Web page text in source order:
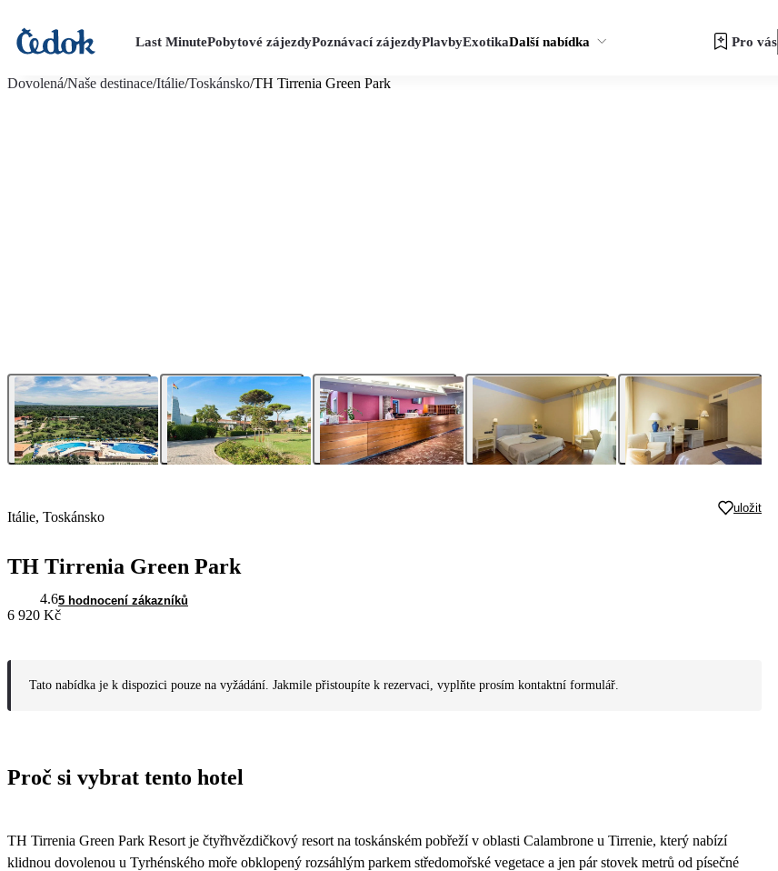
Last MinutePobytové zájezdyPoznávací zájezdyPlavbyExotikaDalší nabídka Pro vás
Dovolená/Naše destinace/Itálie/Toskánsko/TH Tirrenia Green Park
Itálie, Toskánsko
uložit
TH Tirrenia Green Park
4.65 hodnocení zákazníků
6 920 Kč
Tato nabídka je k dispozici pouze na vyžádání. Jakmile přistoupíte k rezervaci, vyplňte prosím kontaktní formulář.
Proč si vybrat tento hotel
TH Tirrenia Green Park Resort je čtyřhvězdičkový resort na toskánském pobřeží v oblasti Calambrone u Tirrenie, který nabízí
klidnou dovolenou u Tyrhénského moře obklopený rozsáhlým parkem středomořské vegetace a jen pár stovek metrů od písečné